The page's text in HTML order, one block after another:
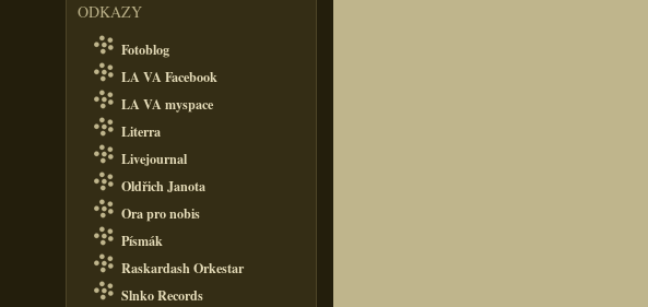
ODKAZY
Fotoblog
LA VA Facebook
LA VA myspace
Literra
Livejournal
Oldřich Janota
Ora pro nobis
Písmák
Raskardash Orkestar
Slnko Records